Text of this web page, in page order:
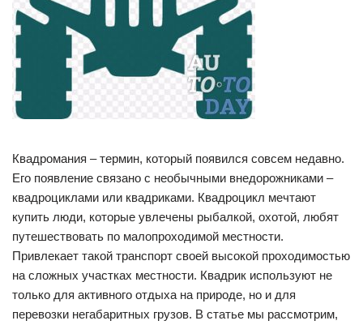
Квадромания – термин, который появился совсем недавно.
Его появление связано с необычными внедорожниками –
квадроциклами или квадриками. Квадроцикл мечтают
купить люди, которые увлечены рыбалкой, охотой, любят
путешествовать по малопроходимой местности.
Привлекает такой транспорт своей высокой проходимостью
на сложных участках местности. Квадрик используют не
только для активного отдыха на природе, но и для
перевозки негабаритных грузов. В статье мы рассмотрим,